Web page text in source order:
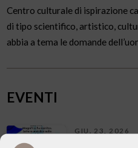
Centro culturale di ispirazione
di tipo scientifico, artistico,
abbia a tema le domande
EVENTI
GIU. 23, 2026